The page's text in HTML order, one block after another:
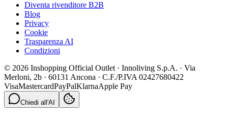
Diventa rivenditore B2B
Blog
Privacy
Cookie
Trasparenza AI
Condizioni
© 2026 Inshopping Official Outlet · Innoliving S.p.A. · Via
Merloni, 2b · 60131 Ancona · C.F./P.IVA 02427680422
VisaMastercardPayPalKlarnaApple Pay
Chiedi all'AI